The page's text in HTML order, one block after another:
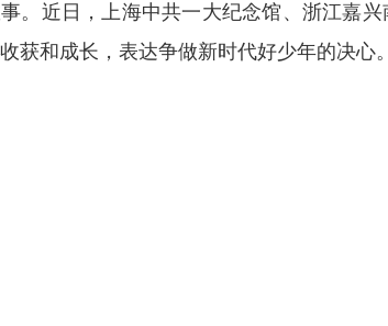
。近日，上海中共一大纪念馆、浙江嘉
获和成长，表达争做新时代好少年的决心。